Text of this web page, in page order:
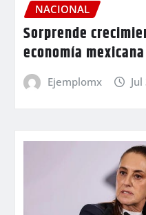
NACIONAL
Sorprende
economía
Ejemplomx